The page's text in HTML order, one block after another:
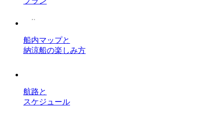
船内マップと
納涼船の楽しみ方
航路と
スケジュール